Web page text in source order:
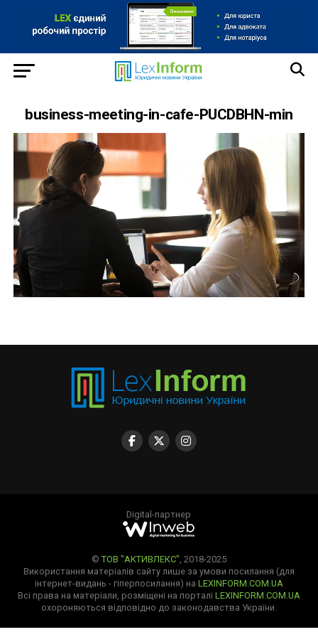
business-meeting-in-cafe-PUCDBHN-min
Digital-партнер
© ТОВ "АКТИВЛЕКС" , 2018-2025
Використання матеріалів сайту лише за умови посилання (для
інтернет-видань - гіперпосилання) на LEXINFORM.COM.UA
Всі права на матеріали, розміщені на порталі LEXINFORM.COM.UA
охороняються відповідно до законодавства України.